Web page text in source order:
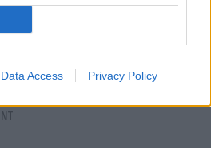
Data Access Privacy Policy